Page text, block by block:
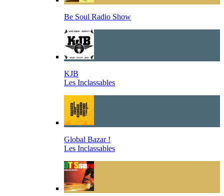
Be Soul Radio Show
KJB
Les Inclassables
Global Bazar !
Les Inclassables